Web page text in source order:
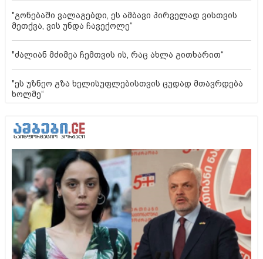
"გონებაში ვალაგებდი, ეს ამბავი პირველად ვისთვის
მეთქვა, ვის უნდა ჩავექოლე“
"ძალიან მძიმეა ჩემთვის ის, რაც ახლა გითხარით“
"ეს უზნეო გზა ხელისუფლებისთვის ცუდად მთავრდება
ხოლმე“